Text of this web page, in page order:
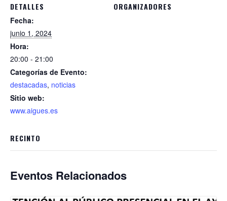
DETALLES
Fecha:
junio 1, 2024
Hora:
20:00 - 21:00
Categorías de Evento:
destacadas, noticias
Sitio web:
www.aigues.es
ORGANIZADORES
RECINTO
Eventos Relacionados